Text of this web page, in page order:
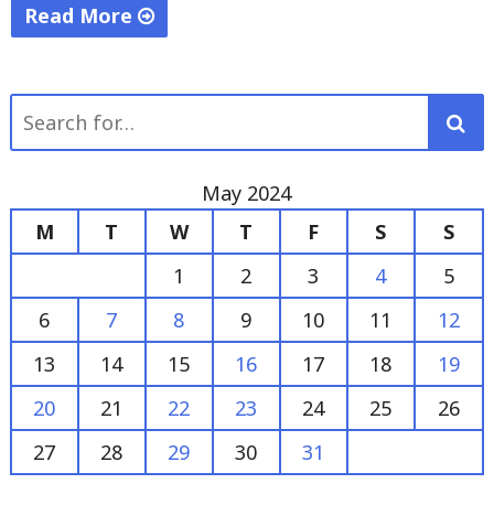
Read More
Wali
Kota
Pasar
Raya
Budi
Bandar
Lampung"
for:
May 2024
M
T W T F S
S
1
2 3 4
5
6
7 8 9 10 11
12
13
14 15 16 17 18
19
20
21 22 23 24 25
26
27
28 29 30 31